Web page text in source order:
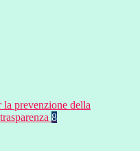
la prevenzione della
8